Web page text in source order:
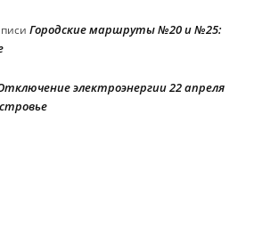
Городские маршруты №20 и №25:
электроэнергии 22 апреля